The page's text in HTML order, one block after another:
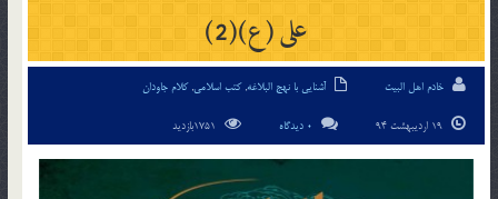
علی (ع)(2)
خادم اهل البیت آشنایی با نهج البلاغه,کتب اسلامی,کلام جاودان
0 دیدگاه